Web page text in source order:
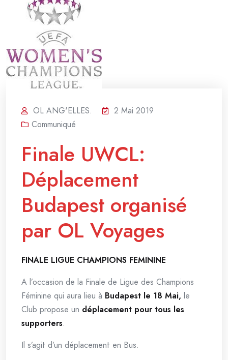
OL ANG'ELLES.
2 Mai 2019
Communiqué
Finale UWCL:
Déplacement
Budapest organisé
par OL Voyages
FINALE LIGUE CHAMPIONS FEMININE
A l’occasion de la Finale de Ligue des Champions
Féminine qui aura lieu à Budapest le 18 Mai, le
Club propose un déplacement pour tous les
supporters.
Il s’agit d’un déplacement en Bus.